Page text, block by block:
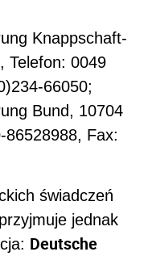
Knappschaft-
Telefon: 0049
66050;
Bund, 10704
86528988, Fax:
świadczeń
jednak
Deutsche